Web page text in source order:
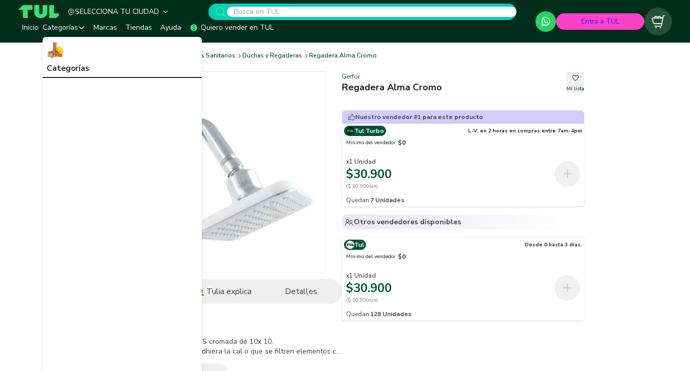
TUL - Tu Marketplace de Construcción
SELECCIONA TU CIUDAD
Inicio Categorías
Categorías
Marcas Tiendas Ayuda Quiero vender en TUL
Entra a TUL Carrito
Equipos Sanitarios Duchas y Regaderas Regadera Alma Cromo
Tulia explica Detalles
- Anticalcarea plástica en ABS cromada de 10x 10.
- Su material impide que se adhiera la cal o que se filtren elementos como arena o piedras que puedan tapar la salida del agua.
Gerfor
Regadera Alma Cromo Mi lista
Nuestro vendedor #1 para este producto
Tul Turbo
L-V: en 2 horas en compras entre 7am-4pm
Mínimo del vendedor $0
x1 Unidad
$30.900
($ 30.900/un)
Quedan 7 Unidades
Otros vendedores disponibles
Tul
Desde 0 hasta 3 días.
Mínimo del vendedor $0
x1 Unidad
$30.900
($ 30.900/un)
Quedan 128 Unidades